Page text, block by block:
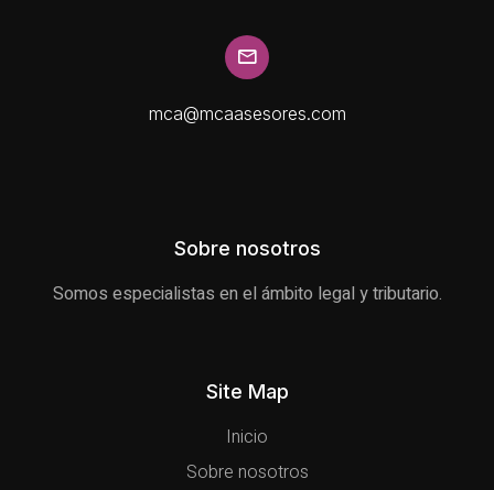
mca@mcaasesores.com
Sobre nosotros
Somos especialistas en el ámbito legal y tributario.
Site Map
Inicio
Sobre nosotros